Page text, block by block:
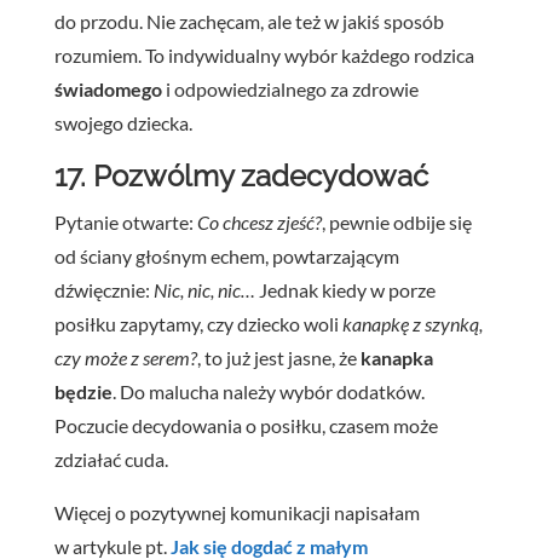
do przodu. Nie zachęcam, ale też w jakiś sposób
rozumiem. To indywidualny wybór każdego rodzica
świadomegoi odpowiedzialnego za zdrowie
swojego dziecka.
17. Pozwólmy zadecydować
Pytanie otwarte: Co chcesz zjeść?, pewnie odbije się
od ściany głośnym echem, powtarzającym
dźwięcznie: Nic, nic, nic… Jednak kiedy w porze
posiłku zapytamy, czy dziecko woli kanapkę z szynką,
czy może z serem?, to już jest jasne, że kanapka
będzie. Do malucha należy wybór dodatków.
Poczucie decydowania o posiłku, czasem może
zdziałać cuda.
Więcej o pozytywnej komunikacji napisałam
w artykule pt.Jak się dogdać z małym